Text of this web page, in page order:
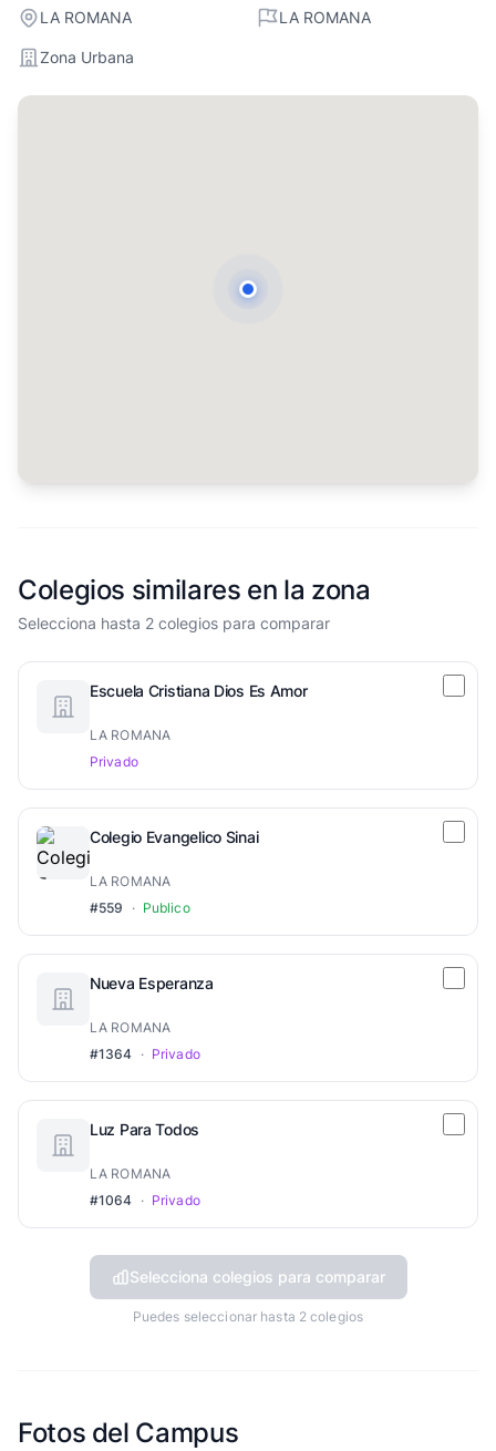
LA ROMANA LA ROMANA
Zona Urbana
Colegios similares en la zona
Selecciona hasta 2 colegios para comparar
Escuela Cristiana Dios Es Amor
LA ROMANA
Privado
Colegio Evangelico Sinai
LA ROMANA
#559
· Publico
Nueva Esperanza
LA ROMANA
#1364 · Privado
Luz Para Todos
LA ROMANA
#1064 · Privado
Selecciona colegios para comparar
Puedes seleccionar hasta 2 colegios
Fotos del Campus